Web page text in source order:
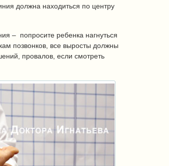
должна находиться по центру
– попросите ребенка нагнуться
позвонков, все выросты должны
провалов, если смотреть